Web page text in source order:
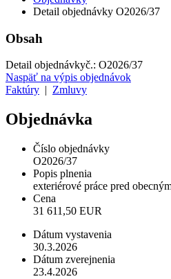
Detail objednávky O2026/37
Obsah
Detail objednávkyč.: O2026/37
Naspäť na výpis objednávok
Faktúry
Zmluvy
Objednávka
Číslo objednávky
O2026/37
Popis plnenia
exteriérové práce pred
Cena
31 611,50 EUR
Dátum vystavenia
30.3.2026
Dátum zverejnenia
23.4.2026